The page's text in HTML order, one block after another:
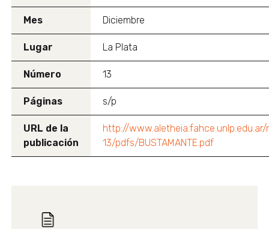
Mes Diciembre
Lugar La Plata
Número 13
Páginas s/p
URL de la
publicación
http://
13/pdfs/BUSTAMANTE.pdf